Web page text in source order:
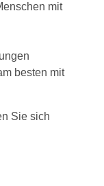
mit
besten mit
Sie sich